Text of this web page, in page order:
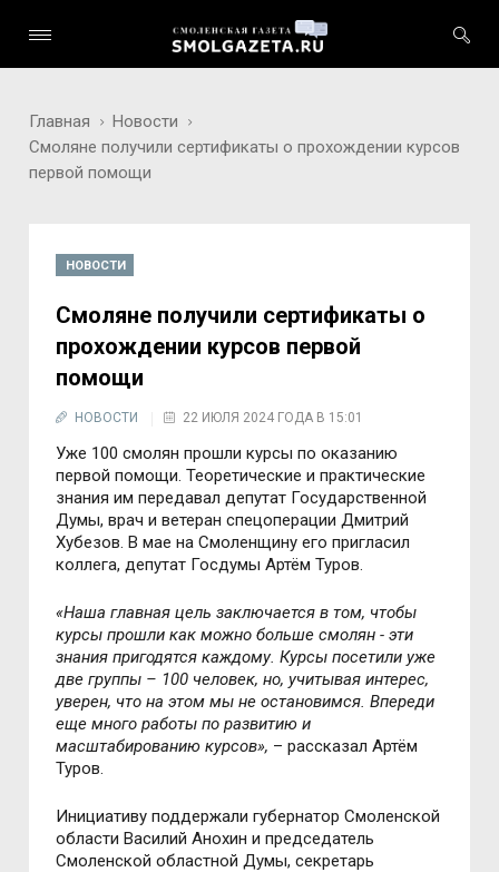
Главная
Новости
Смоляне получили сертификаты о прохождении курсов
первой помощи
НОВОСТИ
Смоляне получили сертификаты о
прохождении курсов первой
помощи
НОВОСТИ 22 ИЮЛЯ 2024 ГОДА В 15:01
Уже 100 смолян прошли курсы по оказанию
первой помощи. Теоретические и практические
знания им передавал депутат Государственной
Думы, врач и ветеран спецоперации Дмитрий
Хубезов. В мае на Смоленщину его пригласил
коллега, депутат Госдумы Артём Туров.
«Наша главная цель заключается в том, чтобы
курсы прошли как можно больше смолян - эти
знания пригодятся каждому. Курсы посетили уже
две группы – 100 человек, но, учитывая интерес,
уверен, что на этом мы не остановимся. Впереди
еще много работы по развитию и
масштабированию курсов», – рассказал Артём
Туров.
Инициативу поддержали губернатор Смоленской
области Василий Анохин и председатель
Смоленской областной Думы, секретарь